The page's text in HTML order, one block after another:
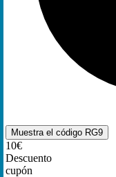
Muestra el código RG9
10€
Descuento
cupón